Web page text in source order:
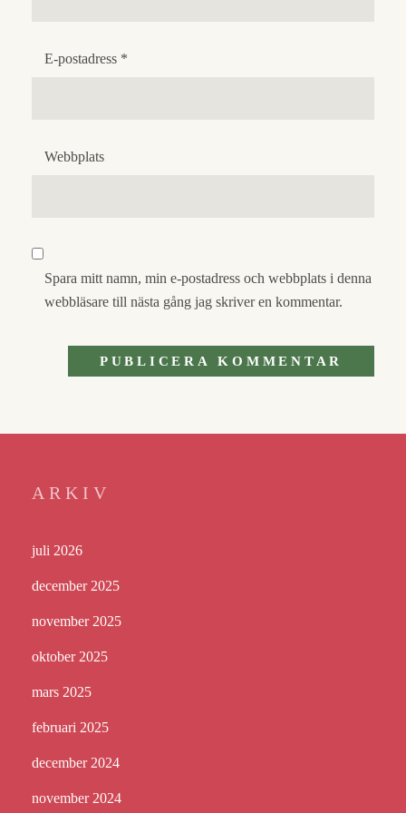
E-postadress *
Webbplats
Spara mitt namn, min e-postadress och webbplats i denna
webbläsare till nästa gång jag skriver en kommentar.
ARKIV
juli 2026
december 2025
november 2025
oktober 2025
mars 2025
februari 2025
december 2024
november 2024